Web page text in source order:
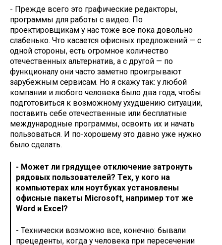
- Прежде всего это графические редакторы,
программы для работы с видео. По
проектировщикам у нас тоже все пока довольно
слабенько. Что касается офисных предложений — с
одной стороны, есть огромное количество
отечественных альтернатив, а с другой — по
функционалу они часто заметно проигрывают
зарубежным сервисам. Но я скажу так: у любой
компании и любого человека было два года, чтобы
подготовиться к возможному ухудшению ситуации,
поставить себе отечественные или бесплатные
международные программы, освоить их и начать
пользоваться. И по-хорошему это давно уже нужно
было сделать.
- Может ли грядущее отключение затронуть
рядовых пользователей? Тех, у кого на
компьютерах или ноутбуках установлены
офисные пакеты Microsoft, например тот же
Word и Excel?
- Технически возможно все, конечно: бывали
прецеденты, когда у человека при пересечении